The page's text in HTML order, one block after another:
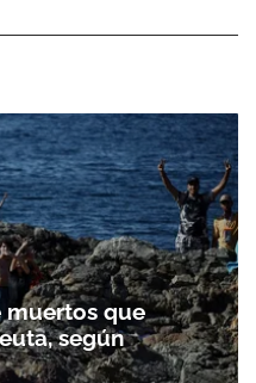
muertos que
según